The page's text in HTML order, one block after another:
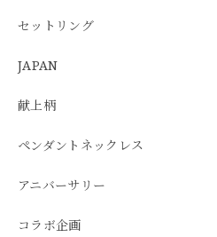
セットリング
JAPAN
献上柄
ペンダントネックレス
アニバーサリー
コラボ企画